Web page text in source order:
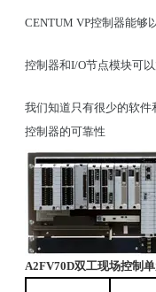
CENTUM VP控制器能够
控制器和I/O节点模块可
我们知道只有很少的软件
控制器的可靠性
A2FV70D双工现场控制